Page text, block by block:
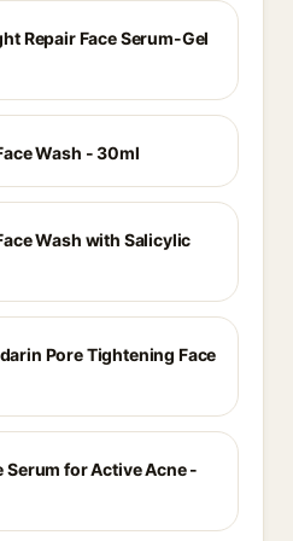
Repair Face Serum-Gel
Wash - 30ml
Wash with Salicylic
Pore Tightening Face
Serum for Active Acne -